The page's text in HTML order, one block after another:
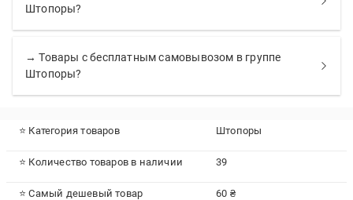
Штопоры?
→ Товары с бесплатным самовывозом в группе
Штопоры?
⭐ Категория товаров Штопоры
⭐ Количество товаров в наличии 39
⭐ Самый дешевый товар 60 ₴